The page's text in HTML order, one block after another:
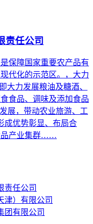
责任公司
保障国家重要农产品有
代化的示范区。，大力
大力发展粮油及糖酒、
食品、调味及添加食品
展，带动农业旅游、工
成优势彰显、布局合
品产业集群……
责任公司
津）有限公司
团有限公司